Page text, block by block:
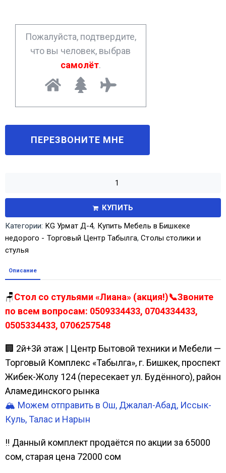
*
Пожалуйста, подтвердите,
что вы человек, выбрав
самолёт.
КУПИТЬ
Категории: KG Урмат Д-4, Купить Мебель в Бишкеке
недорого - Торговый Центр Табылга,Столы столики и
стулья
Описание
🪑Стол со стульями «Лиана» (акция!)📞Звоните
по всем вопросам: 0509334433, 0704334433,
0505334433, 0706257548
🏢 2й+3й этаж | Центр Бытовой техники и Мебели —
Торговый Комплекс «Табылга», г. Бишкек, проспект
Жибек-Жолу 124 (пересекает ул. Будённого), район
Аламединского рынка
🏔️ Можем отправить в Ош, Джалал-Абад, Иссык-
Куль, Талас и Нарын
‼️ Данный комплект продаётся по акции за 65000
сом, старая цена 72000 сом